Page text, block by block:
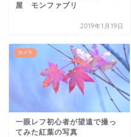
屋 モンファブリ
2019年1月19日
カメラ
一眼レフ初心者が望遠で撮っ
てみた紅葉の写真